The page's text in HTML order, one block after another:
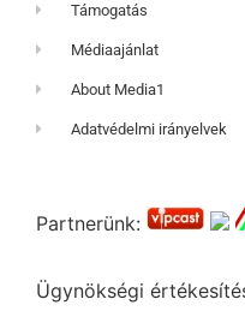
Támogatás
Médiaajánlat
About Media1
Adatvédelmi irányelvek
Partnerünk:
Ügynökségi